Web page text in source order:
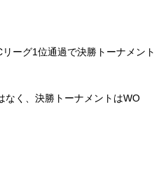
ーグ1位通過で決勝トーナメント
なく、決勝トーナメントはWO